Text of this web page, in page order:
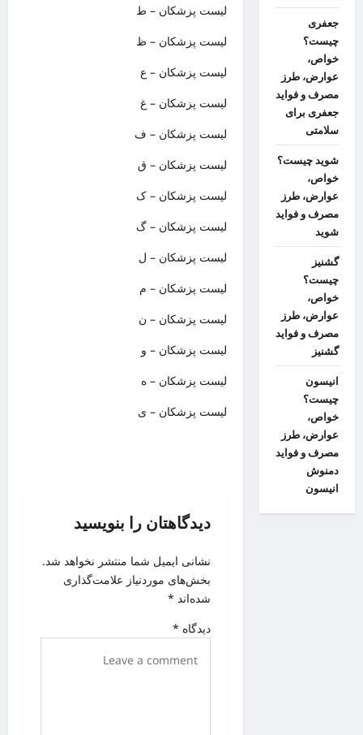
لیست پزشکان – ط
لیست پزشکان – ظ
لیست پزشکان – ع
لیست پزشکان – غ
لیست پزشکان – ف
لیست پزشکان – ق
لیست پزشکان – ک
لیست پزشکان – گ
لیست پزشکان – ل
لیست پزشکان – م
لیست پزشکان – ن
لیست پزشکان – و
لیست پزشکان – ه
لیست پزشکان – ی
دیدگاهتان را بنویسید
نشانی ایمیل شما منتشر نخواهد شد.
بخش‌های موردنیاز علامت‌گذاری
شده‌اند *
دیدگاه *
جعفری
چیست؟
خواص،
عوارض، طرز
مصرف و فواید
جعفری برای
سلامتی
شوید چیست؟
خواص،
عوارض، طرز
مصرف و فواید
شوید
گشنیز
چیست؟
خواص،
عوارض، طرز
مصرف و فواید
گشنیز
انیسون
چیست؟
خواص،
عوارض، طرز
مصرف و فواید
دمنوش
انیسون